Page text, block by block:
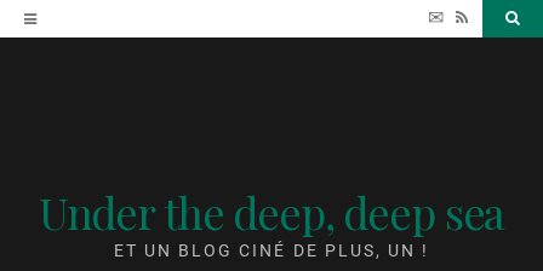
Accéder
au
✉ RSS
Under the deep, deep sea
ET UN BLOG CINÉ DE PLUS, UN !